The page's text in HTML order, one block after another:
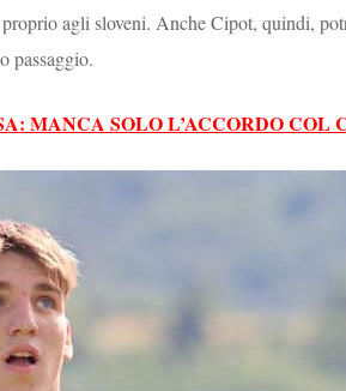
agli sloveni. Anche Cipot, quindi,
passaggio.
MANCA SOLO L’ACCORDO COL